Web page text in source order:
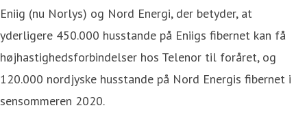
Eniig (nu Norlys) og Nord Energi, der betyder, at
yderligere 450.000 husstande på Eniigs fibernet kan få
højhastighedsforbindelser hos Telenor til foråret, og
120.000 nordjyske husstande på Nord Energis fibernet i
sensommeren 2020.